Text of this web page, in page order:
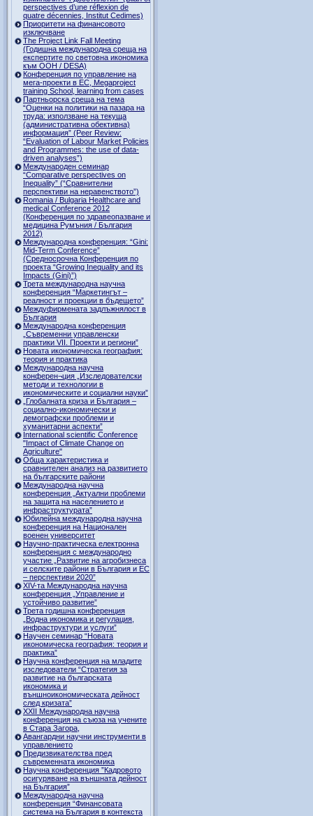
perspectives d’une réflexion de
quatre décennies, Institut Cedimes)
Приоритети на финансовото
изключване
The Project Link Fall Meeting
(Годишна международна среща на
експертите по световна икономика
към ООН / DESA)
Конференция по управление на
мега-проекти в ЕС, Megaproject
training School, learning from cases
Партньорска среща на тема
“Оценки на политики на пазара на
труда: използване на текуща
(административна обективна)
информация” (Peer Review:
“Evaluation of Labour Market Policies
and Programmes: the use of data-
driven analyses”)
Международен семинар
“Comparative perspectives on
Inequality” (“Сравнителни
перспективи на неравенството”)
Romania / Bulgaria Healthcare and
medical Conference 2012
(Конференция по здравеопазване и
медицина Румъния / България
2012)
Международна конференция: “Gini:
Mid-Term Conference”
(Средносрочна Конференция по
проекта “Growing Inequality and its
Impacts (Gini)”)
Трета международна научна
конференция “Маркетингът –
реалност и проекции в бъдещето”
Междуфирмената задлъжнялост в
България
Международна конференция
„Съвременни управленски
практики VII. Проекти и региони”
Новата икономическа география:
теория и практика
Международна научна
конферен¬ция „Изследователски
методи и технологии в
икономическите и социални науки”
„Глобалната криза и България –
социално-икономически и
демографски проблеми и
хуманитарни аспекти”
International scientific Conference
"Impact of Climate Change on
Agriculture"
Обща характеристика и
сравнителен анализ на развитието
на българските райони
Международна научна
конференция „Актуални проблеми
на защита на населението и
инфраструктурата”
Юбилейна международна научна
конференция на Национален
военен университет
Научно-практическа електронна
конференция с международно
участие „Развитие на агробизнеса
и селските райони в България и ЕС
– перспективи 2020”
XIV-та Международна научна
конференция „Управление и
устойчиво развитие”
Трета годишна конференция
„Водна икономика и регулация,
инфраструктури и услуги”
Научен семинар “Новата
икономическа география: теория и
практика”
Научна конференция на младите
изследователи “Стратегия за
развитие на българската
икономика и
външноикономическата дейност
след кризата”
ХХII Международна научна
конференция на съюза на учените
в Стара Загора,
Авангардни научни инструменти в
управлението
Предизвикателства пред
съвременната икономика
Научна конференция ”Кадровото
осигуряване на външната дейност
на България”
Международна научна
конференция “Финансовата
система на България в контекста